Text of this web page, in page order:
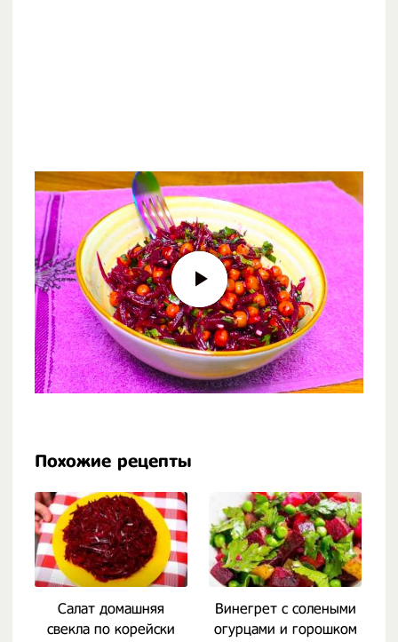
Похожие рецепты
Салат домашняя
свекла по корейски
Винегрет с солеными
огурцами и горошком